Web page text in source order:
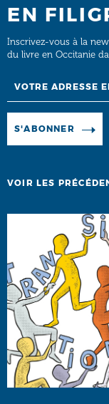
EN
Inscrivez-vous à la
du livre en Occitanie
S'ABONNER
VOIR LES